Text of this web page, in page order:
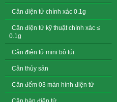
Cân điện tử chính xác 0.1g
Cân điện tử kỹ thuật chính xác ≤
0.1g
Cân điện tử mini bỏ túi
Cân thủy sản
Cân đếm 03 màn hình điện tử